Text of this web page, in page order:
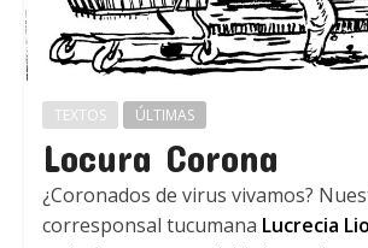
TEXTOS ÚLTIMAS
Locura Corona
¿Coronados de virus vivamos?
corresponsal tucumana Lucrecia